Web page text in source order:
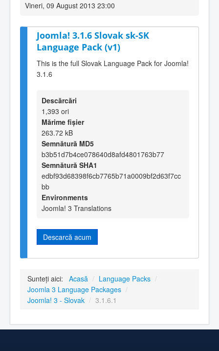
Vineri, 09 August 2013 23:00
Joomla! 3.1.6 Slovak sk-SK
Language Pack (v1)
This is the full Slovak Language Pack for Joomla!
3.1.6
Descărcări
1,393 ori
Mărime fișier
263.72 kB
Semnătură MD5
b3b51d7b4ce078640d8afd4801763b77
Semnătură SHA1
edbf93d68398f6cb7765b71a0009bf2d63f7cc
bb
Environments
Joomla! 3 Translations
Descarcă acum
Sunteți aici: Acasă / Language Packs /
Joomla 3 Language Packages /
Joomla! 3 - Slovak / 3.1.6.1